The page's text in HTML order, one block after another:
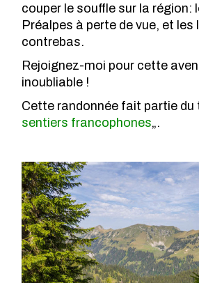
couper le souffle sur la région:
Préalpes à perte de vue, et les
contrebas.
Rejoignez-moi pour cette
inoubliable !
Cette randonnée fait partie du
sentiers francophones„.